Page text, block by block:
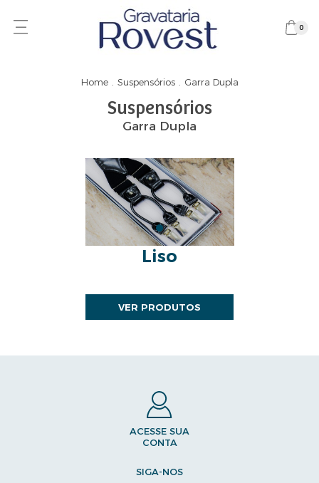
0
Home Suspensórios Garra Dupla
Suspensórios
Garra Dupla
Liso
VER PRODUTOS
ACESSE SUA
CONTA
SIGA-NOS